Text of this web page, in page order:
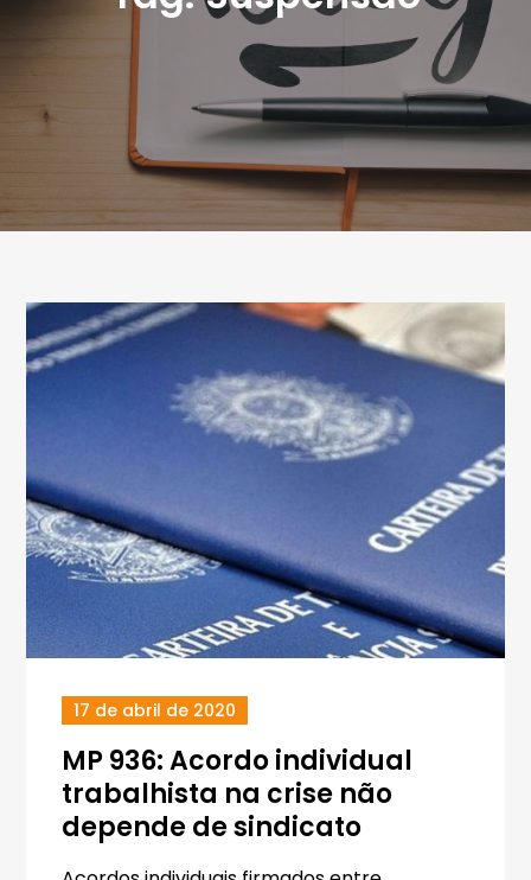
17 de abril de 2020
MP 936: Acordo individual
trabalhista na crise não
depende de sindicato